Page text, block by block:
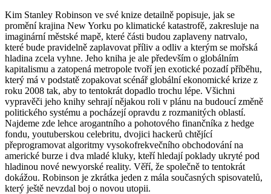
Kim Stanley Robinson ve své knize detailně popisuje, jak se
promění krajina New Yorku po klimatické katastrofě, zakresluje na
imaginární městské mapě, které části budou zaplaveny natrvalo,
které bude pravidelně zaplavovat příliv a odliv a kterým se mořská
hladina zcela vyhne. Jeho kniha je ale především o globálním
kapitalismu a zatopená metropole tvoří jen exotické pozadí příběhu,
který má v podstatě zopakovat scénář globální ekonomické krize z
roku 2008 tak, aby to tentokrát dopadlo trochu lépe. Všichni
vypravěči jeho knihy sehrají nějakou roli v plánu na budoucí změně
politického systému a pocházejí opravdu z rozmanitých oblastí.
Najdeme zde lehce arogantního a pohotového finančníka z hedge
fondu, youtuberskou celebritu, dvojici hackerů chtějící
přeprogramovat algoritmy vysokofrekvečního obchodování na
americké burze i dva mladé kluky, kteří hledají poklady ukryté pod
hladinou nové newyorské reality. Věří, že společně to tentokrát
dokážou. Robinson je zkrátka jeden z mála současných spisovatelů,
který ještě nevzdal boj o novou utopii.